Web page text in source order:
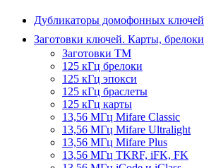
Дубликаторы домофонных ключей
Заготовки ключей. Карты, брелоки
Заготовки ТМ
125 кГц брелоки
125 кГц эпокси
125 кГц браслеты
125 кГц карты
13,56 МГц Mifare Classic
13,56 МГц Mifare Ultralight
13,56 МГц Mifare Plus
13,56 МГц TKRF, iFK, FK